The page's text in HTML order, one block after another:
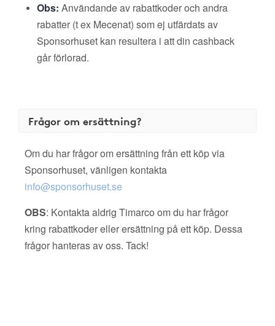
Obs: Användande av rabattkoder och andra
rabatter (t ex Mecenat) som ej utfärdats av
Sponsorhuset kan resultera i att din cashback
går förlorad.
Frågor om ersättning?
Om du har frågor om ersättning från ett köp via
Sponsorhuset, vänligen kontakta
info@sponsorhuset.se
OBS: Kontakta aldrig Timarco om du har frågor
kring rabattkoder eller ersättning på ett köp. Dessa
frågor hanteras av oss. Tack!